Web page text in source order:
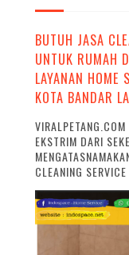
BUTUH JASA
UNTUK RUMAH
LAYANAN HOME
KOTA BANDAR
EKSTRIM DARI
CLEANING SERVICE